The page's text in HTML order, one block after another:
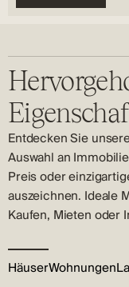
Entdecken Sie
Auswahl an
Preis oder
auszeichnen. Ideale
Kaufen, Mieten oder
HäuserWohnungen